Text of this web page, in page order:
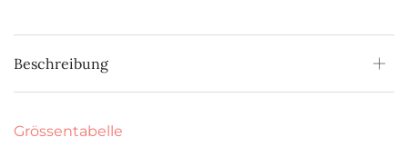
Beschreibung
Grössentabelle